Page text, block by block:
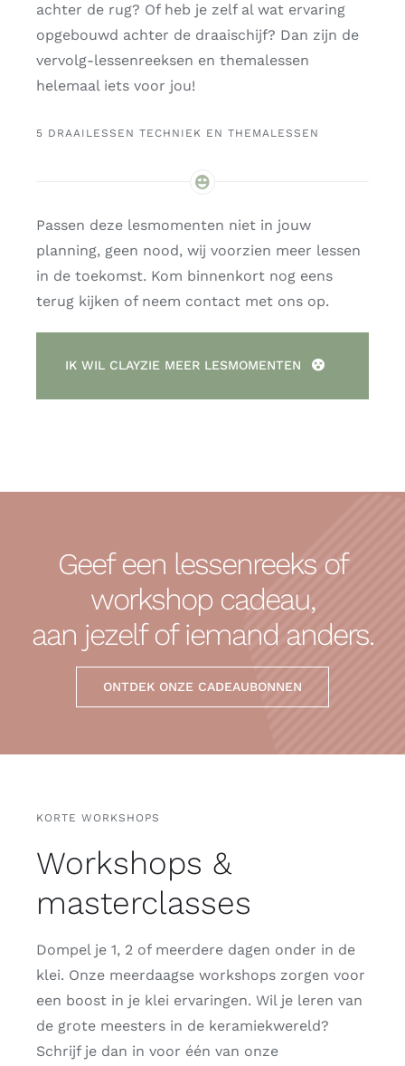
achter de rug? Of heb je zelf al wat ervaring
opgebouwd achter de draaischijf? Dan zijn de
vervolg-lessenreeksen en themalessen
helemaal iets voor jou!
5 DRAAILESSEN TECHNIEK EN THEMALESSEN
Passen deze lesmomenten niet in jouw
planning, geen nood, wij voorzien meer lessen
in de toekomst. Kom binnenkort nog eens
terug kijken of neem contact met ons op.
IK WIL CLAYZIE MEER LESMOMENTEN
Geef een lessenreeks of
workshop cadeau,
aan jezelf of iemand anders.
ONTDEK ONZE CADEAUBONNEN
KORTE WORKSHOPS
Workshops &
masterclasses
Dompel je 1, 2 of meerdere dagen onder in de
klei. Onze meerdaagse workshops zorgen voor
een boost in je klei ervaringen. Wil je leren van
de grote meesters in de keramiekwereld?
Schrijf je dan in voor één van onze